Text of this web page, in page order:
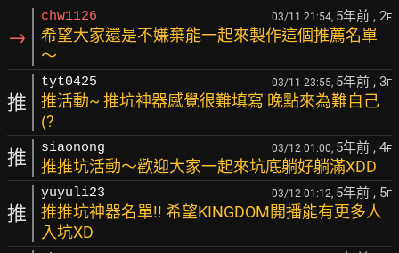
→
chw1126 03/11 21:54, 5年前 , 2F
希望大家還是不嫌棄能一起來製作這個推薦名單
～
推
tyt0425 03/11 23:55, 5年前 , 3F
推活動~ 推坑神器感覺很難填寫 晚點來為難自己
(?
推 siaonong 03/12 01:00, 5年前 , 4F
推推坑活動～歡迎大家一起來坑底躺好躺滿XDD
推
yuyuli23 03/12 01:12, 5年前 , 5F
推推坑神器名單!! 希望KINGDOM開播能有更多人
入坑XD